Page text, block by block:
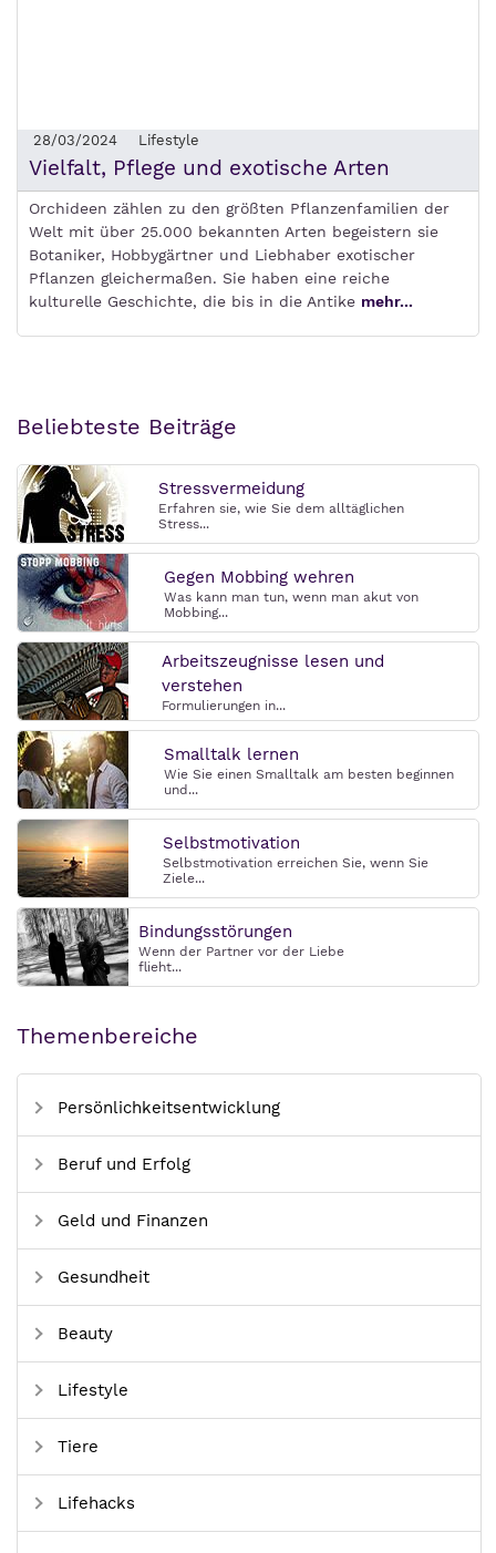
28/03/2024 Lifestyle
Vielfalt, Pflege und exotische Arten
Orchideen zählen zu den größten Pflanzenfamilien der
Welt mit über 25.000 bekannten Arten begeistern sie
Botaniker, Hobbygärtner und Liebhaber exotischer
Pflanzen gleichermaßen. Sie haben eine reiche
kulturelle Geschichte, die bis in die Antike mehr...
Beliebteste Beiträge
Stressvermeidung
Erfahren sie, wie Sie dem alltäglichen
Stress...
Gegen Mobbing wehren
Was kann man tun, wenn man akut von
Mobbing...
Arbeitszeugnisse lesen und
verstehen
Formulierungen in...
Smalltalk lernen
Wie Sie einen Smalltalk am besten beginnen
und...
Selbstmotivation
Selbstmotivation erreichen Sie, wenn Sie
Ziele...
Bindungsstörungen
Wenn der Partner vor der Liebe
flieht...
Themenbereiche
Persönlichkeitsentwicklung
Beruf und Erfolg
Geld und Finanzen
Gesundheit
Beauty
Lifestyle
Tiere
Lifehacks